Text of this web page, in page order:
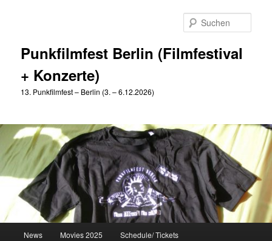
Punkfilmfest Berlin (Filmfestival
+ Konzerte)
13. Punkfilmfest – Berlin (3. – 6.12.2026)
News Movies 2025 Schedule/ Tickets